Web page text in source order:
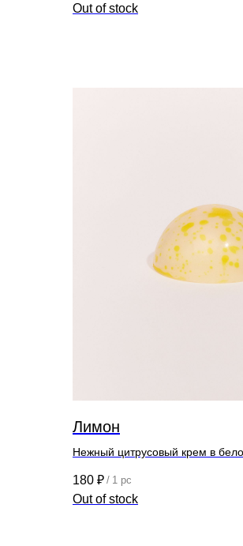
Out of stock
Лимон
Нежный цитрусовый крем в
180 ₽ / 1 pc
Out of stock